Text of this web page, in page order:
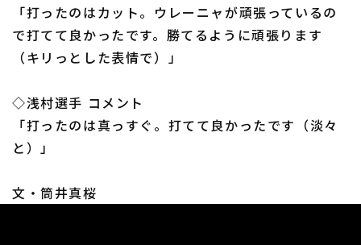
利用規約 プライバシーポリシー
特定商取引法の表示 アルバイト募集 （別ウィンドウで開く
「打ったのはカット。ウレーニャが頑張っているの
で打てて良かったです。勝てるように頑張ります
（キリっとした表情で）」
◇浅村選手 コメント
「打ったのは真っすぐ。打てて良かったです（淡々
と）」
文・筒井真桜